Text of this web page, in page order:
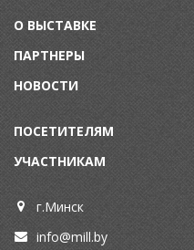
О ВЫСТАВКЕ
ПАРТНЕРЫ
НОВОСТИ
ПОСЕТИТЕЛЯМ
УЧАСТНИКАМ
г.Минск
info@mill.by